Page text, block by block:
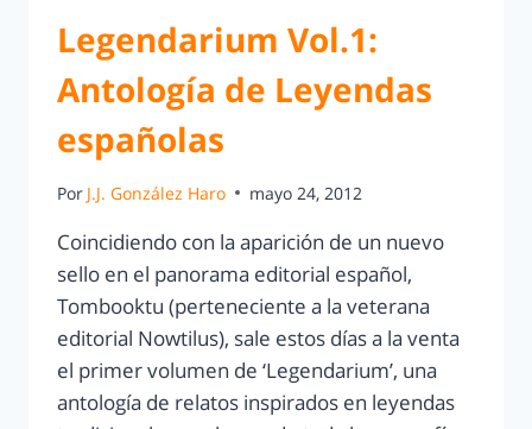
Legendarium Vol.1:
Antología de Leyendas
españolas
Por J.J. González Haro mayo 24, 2012
Coincidiendo con la aparición de un nuevo
sello en el panorama editorial español,
Tombooktu (perteneciente a la veterana
editorial Nowtilus), sale estos días a la venta
el primer volumen de ‘Legendarium’, una
antología de relatos inspirados en leyendas